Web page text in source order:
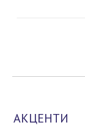
АКЦЕНТИ